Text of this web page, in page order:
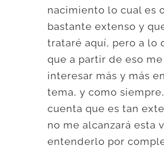
nacimiento lo cual es
bastante extenso y
trataré aquí, pero a lo
que a partir de eso
interesar más y más
tema, y como
cuenta que es tan
no me alcanzará esta
entenderlo por